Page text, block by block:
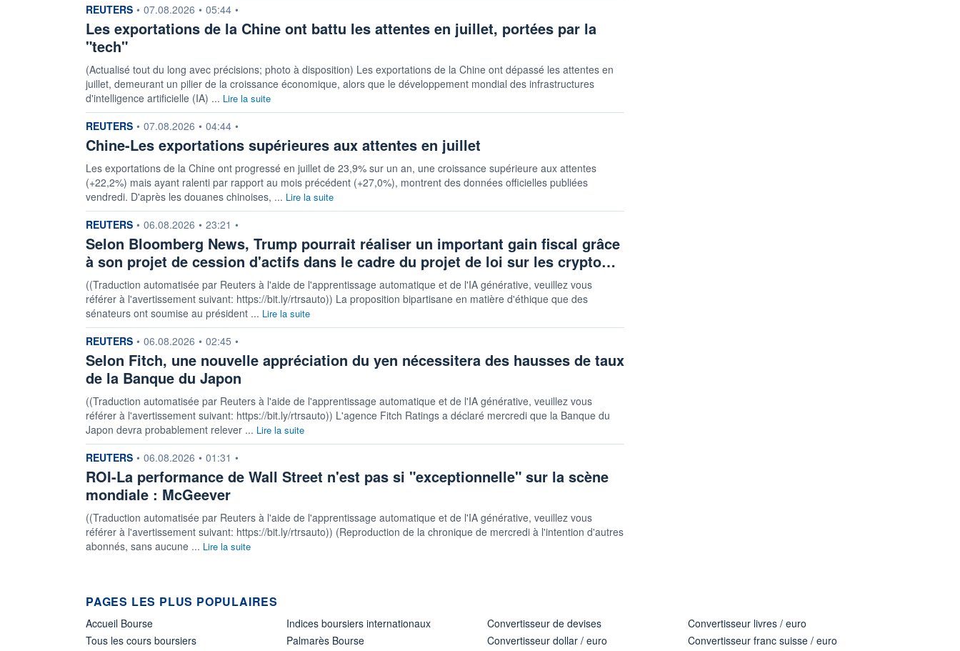
information fournie par
REUTERS • 07.08.2026 • 05:44 •
Les exportations de la Chine ont battu les attentes en juillet, portées par la
"tech"
(Actualisé tout du long avec précisions; photo à disposition) Les exportations de la Chine ont dépassé les attentes en
juillet, demeurant un pilier de la croissance économique, alors que le développement mondial des infrastructures
d'intelligence artificielle (IA) ... Lire la suite
information fournie par
REUTERS • 07.08.2026 • 04:44 •
Chine-Les exportations supérieures aux attentes en juillet
Les exportations de la Chine ont progressé en juillet de 23,9% sur un an, une croissance supérieure aux attentes
(+22,2%) mais ayant ralenti par rapport au mois précédent (+27,0%), montrent des données officielles publiées
vendredi. D'après les douanes chinoises, ... Lire la suite
information fournie par
REUTERS • 06.08.2026 • 23:21 •
Selon Bloomberg News, Trump pourrait réaliser un important gain fiscal grâce
à son projet de cession d'actifs dans le cadre du projet de loi sur les crypto…
((Traduction automatisée par Reuters à l'aide de l'apprentissage automatique et de l'IA générative, veuillez vous
référer à l'avertissement suivant: https://bit.ly/rtrsauto)) La proposition bipartisane en matière d'éthique que des
sénateurs ont soumise au président ... Lire la suite
information fournie par
REUTERS • 06.08.2026 • 02:45 •
Selon Fitch, une nouvelle appréciation du yen nécessitera des hausses de taux
de la Banque du Japon
((Traduction automatisée par Reuters à l'aide de l'apprentissage automatique et de l'IA générative, veuillez vous
référer à l'avertissement suivant: https://bit.ly/rtrsauto)) L'agence Fitch Ratings a déclaré mercredi que la Banque du
Japon devra probablement relever ... Lire la suite
information fournie par
REUTERS • 06.08.2026 • 01:31 •
ROI-La performance de Wall Street n'est pas si "exceptionnelle" sur la scène
mondiale : McGeever
((Traduction automatisée par Reuters à l'aide de l'apprentissage automatique et de l'IA générative, veuillez vous
référer à l'avertissement suivant: https://bit.ly/rtrsauto)) (Reproduction de la chronique de mercredi à l'intention d'autres
abonnés, sans aucune ... Lire la suite
PAGES LES PLUS POPULAIRES
Accueil Bourse
Tous les cours boursiers
Indices boursiers internationaux
Palmarès Bourse
Convertisseur de devises
Convertisseur dollar / euro
Convertisseur livres / euro
Convertisseur franc suisse / euro